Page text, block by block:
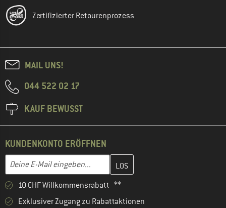
Zertifizierter Retourenprozess
MAIL UNS!
044 522 02 17
KAUF BEWUSST
KUNDENKONTO ERÖFFNEN
E-Mail-Adresse
Gib hier deine E-Mail-Adresse ein und erstelle im nächsten
10 CHF Willkommensrabatt **
Exklusiver Zugang zu Rabattaktionen